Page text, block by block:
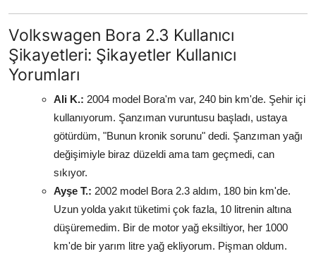
Volkswagen Bora 2.3 Kullanıcı
Şikayetleri: Şikayetler Kullanıcı
Yorumları
Ali K.: 2004 model Bora'm var, 240 bin km'de. Şehir içi
kullanıyorum. Şanzıman vuruntusu başladı, ustaya
götürdüm, "Bunun kronik sorunu" dedi. Şanzıman yağı
değişimiyle biraz düzeldi ama tam geçmedi, can
sıkıyor.
Ayşe T.: 2002 model Bora 2.3 aldım, 180 bin km'de.
Uzun yolda yakıt tüketimi çok fazla, 10 litrenin altına
düşüremedim. Bir de motor yağ eksiltiyor, her 1000
km'de bir yarım litre yağ ekliyorum. Pişman oldum.